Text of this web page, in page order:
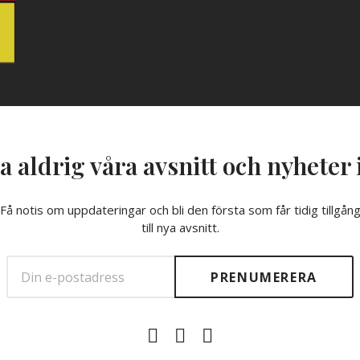
aldrig våra avsnitt och nyheter
Få notis om uppdateringar och bli den första som får tidig tillgång
till nya avsnitt.
post
Facebook